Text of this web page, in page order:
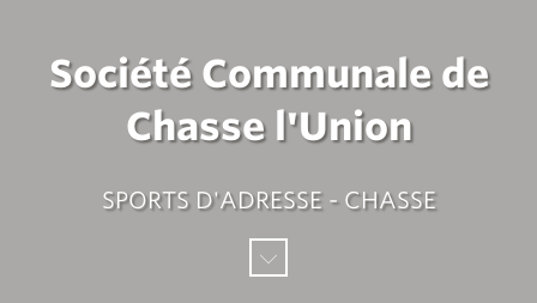
Société Communale de
Chasse l'Union
SPORTS D'ADRESSE - CHASSE